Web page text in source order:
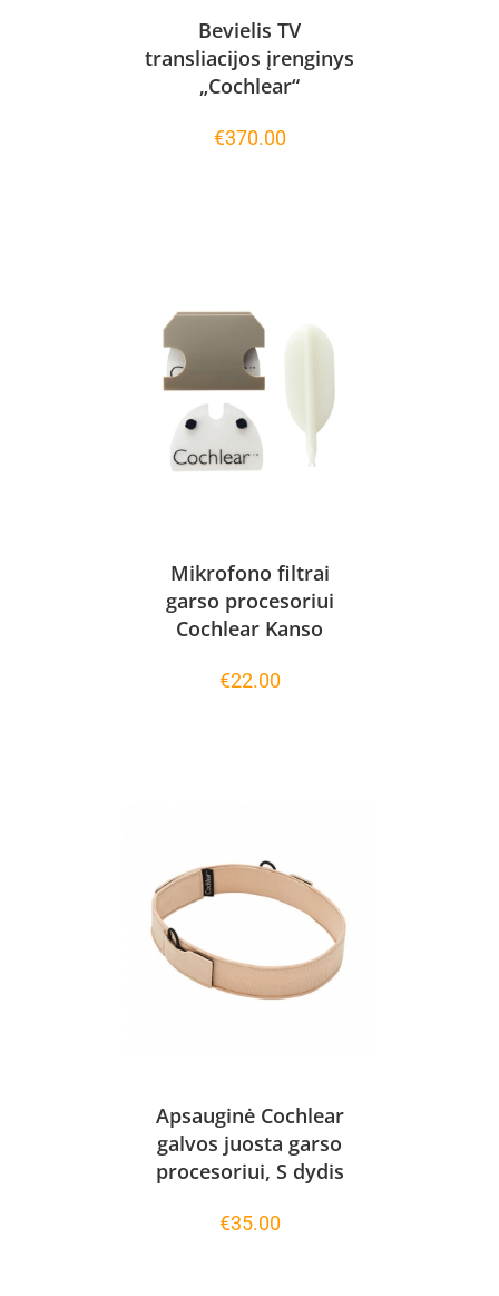
Bevielis TV
transliacijos įrenginys
„Cochlear“
€370.00
Mikrofono filtrai
garso procesoriui
Cochlear Kanso
€22.00
Apsauginė Cochlear
galvos juosta garso
procesoriui, S dydis
€35.00